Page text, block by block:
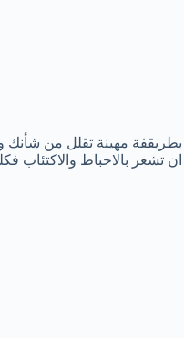
مهينة تقلل من شأنك
بالاحباط والاكتئاب